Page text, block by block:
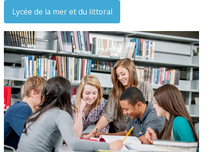
Lycée de la mer et du littoral